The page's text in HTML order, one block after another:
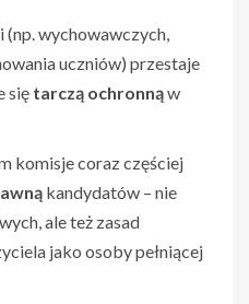
wychowawczych,
uczniów) przestaje
się tarczą ochronnąw
komisje coraz częściej
kandydatów – nie
ale też zasad
jako osoby pełniącej